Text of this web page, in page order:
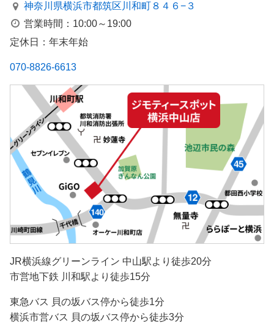
神奈川県横浜市都筑区川和町８４６−３
営業時間：10:00～19:00
定休日：年末年始
070-8826-6613
JR横浜線グリーンライン 中山駅より徒歩20分
市営地下鉄 川和駅より徒歩15分
東急バス 貝の坂バス停から徒歩1分
横浜市営バス 貝の坂バス停から徒歩3分